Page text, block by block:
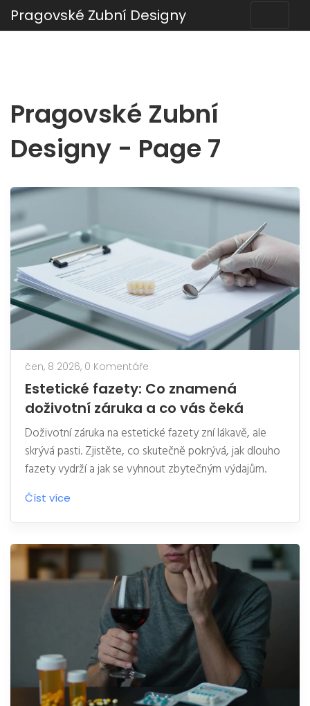
Pragovské Zubní Designy
Pragovské Zubní
Designy - Page 7
čen, 8 2026, 0 Komentáře
Estetické fazety: Co znamená
doživotní záruka a co vás čeká
Doživotní záruka na estetické fazety zní lákavě, ale
skrývá pasti. Zjistěte, co skutečně pokrývá, jak dlouho
fazety vydrží a jak se vyhnout zbytečným výdajům.
Číst více